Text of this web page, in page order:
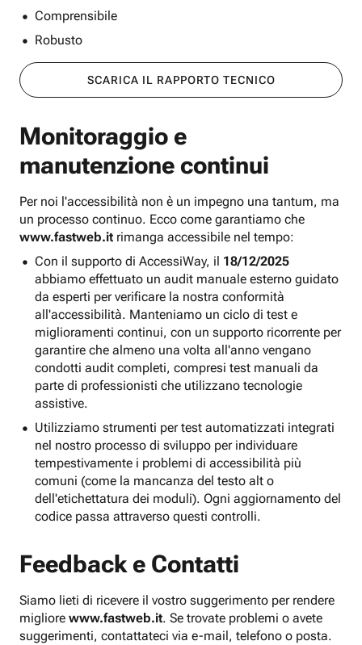
Comprensibile
Robusto
SCARICA IL RAPPORTO TECNICO
Monitoraggio e
manutenzione continui
Per noi l'accessibilità non è un impegno una tantum, ma
un processo continuo. Ecco come garantiamo che
www.fastweb.it rimanga accessibile nel tempo:
Con il supporto di AccessiWay, il 18/12/2025
abbiamo effettuato un audit manuale esterno guidato
da esperti per verificare la nostra conformità
all'accessibilità. Manteniamo un ciclo di test e
miglioramenti continui, con un supporto ricorrente per
garantire che almeno una volta all'anno vengano
condotti audit completi, compresi test manuali da
parte di professionisti che utilizzano tecnologie
assistive.
Utilizziamo strumenti per test automatizzati integrati
nel nostro processo di sviluppo per individuare
tempestivamente i problemi di accessibilità più
comuni (come la mancanza del testo alt o
dell'etichettatura dei moduli). Ogni aggiornamento del
codice passa attraverso questi controlli.
Feedback e Contatti
Siamo lieti di ricevere il vostro suggerimento per rendere
migliore www.fastweb.it. Se trovate problemi o avete
suggerimenti, contattateci via e-mail, telefono o posta.